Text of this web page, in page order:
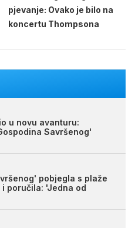
pjevanje: Ovako je bilo na
koncertu Thompsona
u novu avanturu:
Savršenog'
pobjegla s plaže
poručila: 'Jedna od